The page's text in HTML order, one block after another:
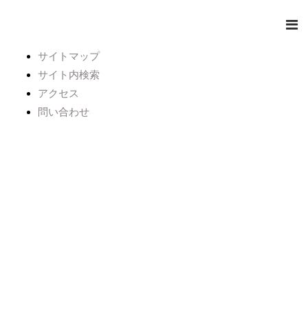
サイトマップ
サイト内検索
アクセス
問い合わせ